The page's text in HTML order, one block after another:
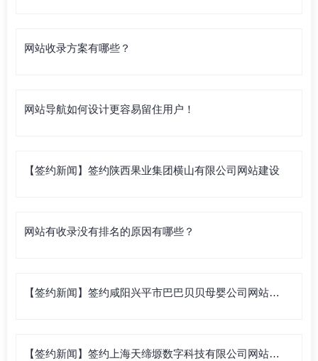
网站收录方案有哪些？
网站导航如何设计更容易留住用户！
【签约新闻】签约陕西果业集团横山有限公司网站建设
网站有收录没有排名的原因有哪些？
【签约新闻】签约咸阳兴平市巴巴贝贝母婴公司网站建
【签约新闻】签约上海天缔塬数字科技有限公司网站建